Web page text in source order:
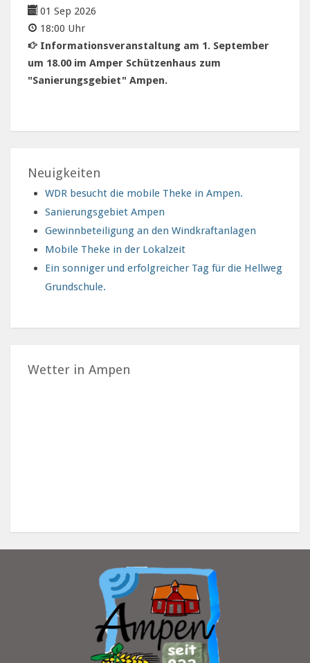
01 Sep 2026
18:00 Uhr
Informationsveranstaltung am 1. September
um 18.00 im Amper Schützenhaus zum
"Sanierungsgebiet" Ampen.
Neuigkeiten
WDR besucht die mobile Theke in Ampen.
Sanierungsgebiet Ampen
Gewinnbeteiligung an den Windkraftanlagen
Mobile Theke in der Lokalzeit
Ein sonniger und erfolgreicher Tag für die Hellweg
Grundschule.
Wetter in Ampen